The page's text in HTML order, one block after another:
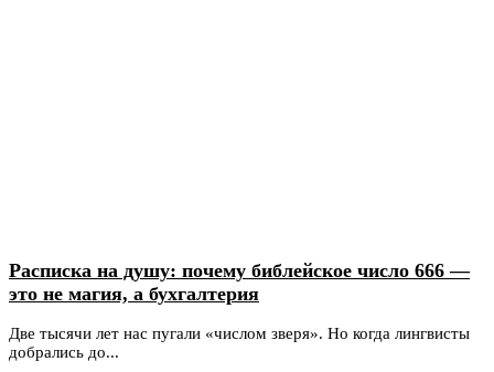
Расписка на душу: почему библейское число 666 —
это не магия, а бухгалтерия
Две тысячи лет нас пугали «числом зверя». Но когда лингвисты
добрались до...